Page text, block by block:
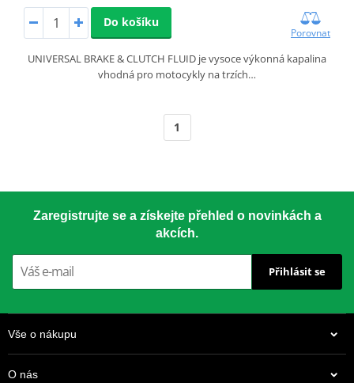
Do košíku
Porovnat
UNIVERSAL BRAKE & CLUTCH FLUID je vysoce výkonná kapalina
vhodná pro motocykly na trzích…
1
Zaregistrujte se a získejte přehled o novinkách a
akcích.
Přihlásit se
Vše o nákupu
O nás